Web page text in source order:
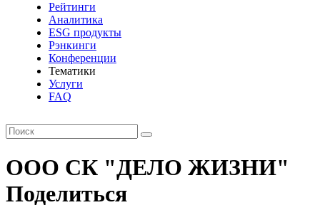
Рейтинги
Аналитика
ESG продукты
Рэнкинги
Конференции
Тематики
Услуги
FAQ
ООО СК "ДЕЛО ЖИЗНИ"
Поделиться